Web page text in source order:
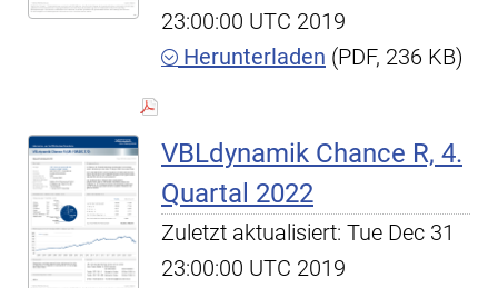
23:00:00 UTC 2019
Herunterladen (PDF, 236 KB)
VBLdynamik Chance R, 4.
Quartal 2022
Zuletzt aktualisiert: Tue Dec 31
23:00:00 UTC 2019